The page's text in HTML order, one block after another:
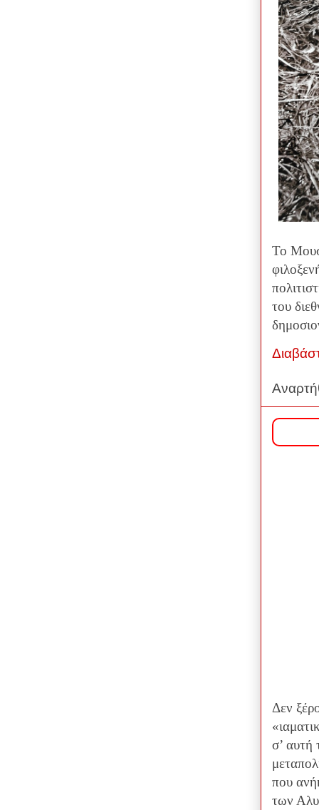
Το
του
Δεν
σ’ αυτή
που
των